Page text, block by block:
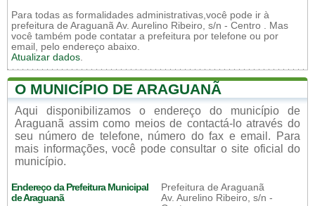
Para todas as formalidades administrativas,você pode ir à
prefeitura de Araguanã Av. Aurelino Ribeiro, s/n - Centro . Mas
você também pode contatar a prefeitura por telefone ou por
email, pelo endereço abaixo.
Atualizar dados.
O MUNICÍPIO DE ARAGUANÃ
Aqui disponibilizamos o endereço do município de
Araguanã assim como meios de contactá-lo através do
seu número de telefone, número do fax e email. Para
mais informações, você pode consultar o site oficial do
município.
Endereço da Prefeitura Municipal
de Araguanã
Prefeitura de Araguanã
Av. Aurelino Ribeiro, s/n -